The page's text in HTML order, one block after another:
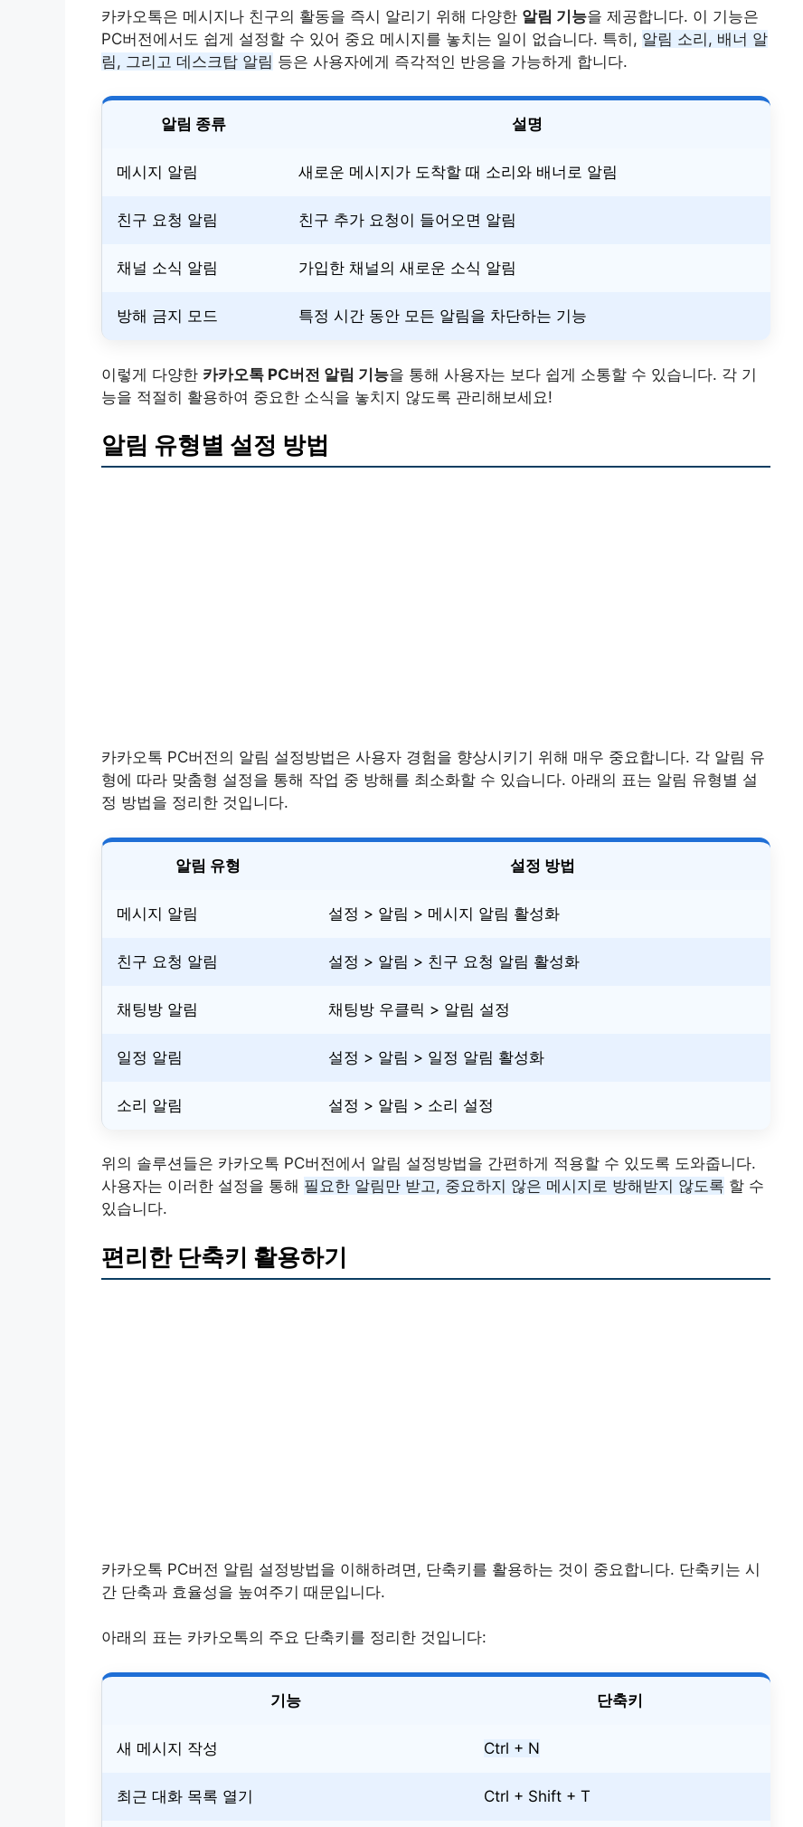
카카오톡은 메시지나 친구의 활동을 즉시 알리기 위해 다양한 알림 기능을 제공합니다. 이 기능은
PC버전에서도 쉽게 설정할 수 있어 중요 메시지를 놓치는 일이 없습니다. 특히, 알림 소리, 배너 알
림, 그리고 데스크탑 알림 등은 사용자에게 즉각적인 반응을 가능하게 합니다.
알림 종류 설명
메시지 알림 새로운 메시지가 도착할 때 소리와 배너로 알림
친구 요청 알림 친구 추가 요청이 들어오면 알림
채널 소식 알림 가입한 채널의 새로운 소식 알림
방해 금지 모드 특정 시간 동안 모든 알림을 차단하는 기능
이렇게 다양한 카카오톡 PC버전 알림 기능을 통해 사용자는 보다 쉽게 소통할 수 있습니다. 각 기
능을 적절히 활용하여 중요한 소식을 놓치지 않도록 관리해보세요!
알림 유형별 설정 방법
카카오톡 PC버전의 알림 설정방법은 사용자 경험을 향상시키기 위해 매우 중요합니다. 각 알림 유
형에 따라 맞춤형 설정을 통해 작업 중 방해를 최소화할 수 있습니다. 아래의 표는 알림 유형별 설
정 방법을 정리한 것입니다.
알림 유형 설정 방법
메시지 알림 설정 > 알림 > 메시지 알림 활성화
친구 요청 알림 설정 > 알림 > 친구 요청 알림 활성화
채팅방 알림 채팅방 우클릭 > 알림 설정
일정 알림 설정 > 알림 > 일정 알림 활성화
소리 알림 설정 > 알림 > 소리 설정
위의 솔루션들은 카카오톡 PC버전에서 알림 설정방법을 간편하게 적용할 수 있도록 도와줍니다.
사용자는 이러한 설정을 통해 필요한 알림만 받고, 중요하지 않은 메시지로 방해받지 않도록 할 수
있습니다.
편리한 단축키 활용하기
카카오톡 PC버전 알림 설정방법을 이해하려면, 단축키를 활용하는 것이 중요합니다. 단축키는 시
간 단축과 효율성을 높여주기 때문입니다.
아래의 표는 카카오톡의 주요 단축키를 정리한 것입니다:
기능 단축키
새 메시지 작성 Ctrl + N
최근 대화 목록 열기 Ctrl + Shift + T